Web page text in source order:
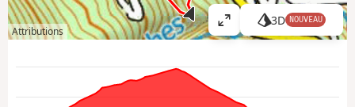
Attributions
A
ff
h
3D NOUVEAU